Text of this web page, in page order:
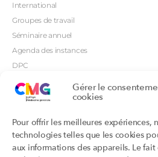
Gérer le
cookies
Pour offrir les meilleures expériences,
technologies telles que les cookies
aux informations des appareils. Le fait
International
Groupes de travail
Séminaire annuel
Agenda des instances
DPC
CSI
Orientations prioritaires
Productions
Productions du Collège
Productions des structures